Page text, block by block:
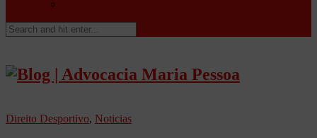
Direito Desportivo, Noticias